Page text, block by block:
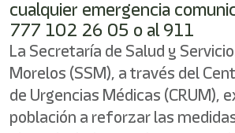
cualquier emergencia
777 102 26 05 o al 911
La Secretaría de Salud y
Morelos (SSM), a través del
de Urgencias Médicas (CRUM),
población a reforzar las